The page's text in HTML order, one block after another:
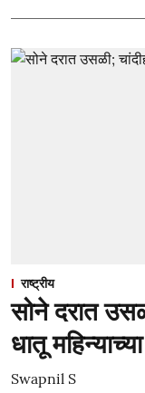
राष्ट्रीय
सोने दरात
धातू
Swapnil S